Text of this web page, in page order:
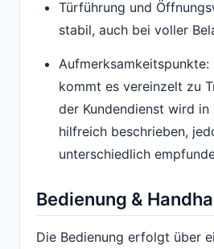
Türführung und
stabil, auch bei voller
Aufmerksamkeitspunkte:
kommt es vereinzelt zu
der Kundendienst wird in
hilfreich beschrieben,
unterschiedlich
Bedienung &
Die Bedienung erfolgt über